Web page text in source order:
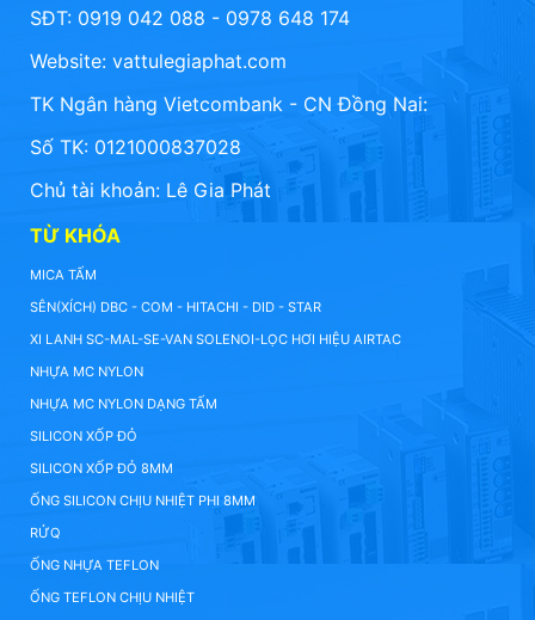
SĐT: 0919 042 088 - 0978 648 174
Website: vattulegiaphat.com
TK Ngân hàng Vietcombank - CN Đồng Nai:
Số TK: 0121000837028
Chủ tài khoản: Lê Gia Phát
TỪ KHÓA
MICA TẤM
SÊN(XÍCH) DBC - COM - HITACHI - DID - STAR
XI LANH SC-MAL-SE-VAN SOLENOI-LỌC HƠI HIỆU AIRTAC
NHỰA MC NYLON
NHỰA MC NYLON DẠNG TẤM
SILICON XỐP ĐỎ
SILICON XỐP ĐỎ 8MM
ỐNG SILICON CHỊU NHIỆT PHI 8MM
RỬQ
ỐNG NHỰA TEFLON
ỐNG TEFLON CHỊU NHIỆT